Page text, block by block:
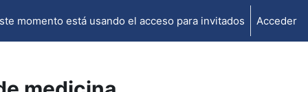
momento está usando el acceso para invitados Acceder